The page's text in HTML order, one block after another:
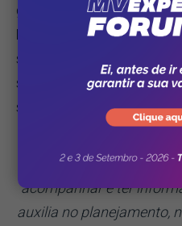
gestora do Núcleo de
Ivonete Nascimento, o
sistema MV está ligado
saber o que leva os
serviços de saúde e
“Em termos de
acompanhar e ter
auxilia no planejamento,